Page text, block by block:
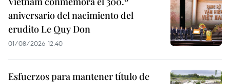
aniversario del nacimiento del
erudito Le Quy Don
01/08/2026 12:40
Esfuerzos para mantener título de